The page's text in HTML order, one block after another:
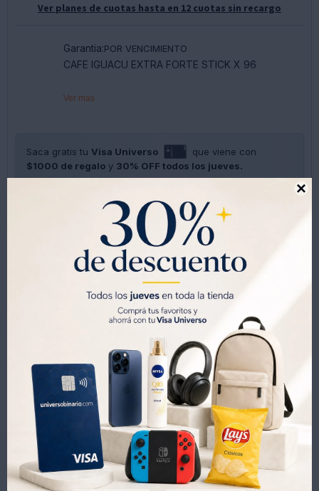

Ver planes de cuotas hasta en 12 cuotas sin recargo
Garantia:POR VENCIMIENTO
CAFE IGUACU EXTRA FORTE STICK X 96
Ver mas
Saca gratis tu Visa Universo
que viene con
$1000 de regalo y 30% OFF todos los jueves.
 
Métodos y costos de envíos
Productos que te pueden interesar